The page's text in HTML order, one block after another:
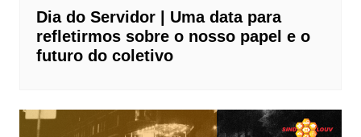
Dia do Servidor | Uma data para
refletirmos sobre o nosso papel e o
futuro do coletivo